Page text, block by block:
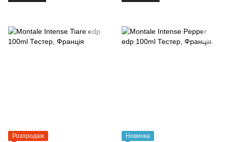
Розпродаж
Новинка